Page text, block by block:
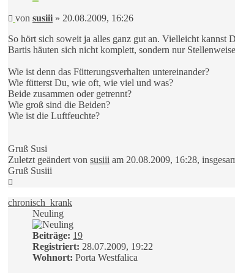
Beitrag
von susiii » 20.08.2009, 16:26
So hört sich soweit ja alles ganz gut an. Vielleicht kannst
Bartis häuten sich nicht komplett, sondern nur
Wie ist denn das Fütterungsverhalten untereinander?
Wie fütterst Du, wie oft, wie viel und was?
Beide zusammen oder getrennt?
Wie groß sind die Beiden?
Wie ist die Luftfeuchte?
Gruß Susi
Zuletzt geändert von susiii am 20.08.2009, 16:28,
Gruß Susiii
chronisch_krank
Neuling
Beiträge: 19
Registriert: 28.07.2009, 19:22
Wohnort: Porta Westfalica